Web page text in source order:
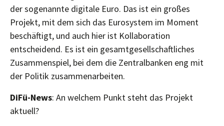
der sogenannte digitale Euro. Das ist ein großes
Projekt, mit dem sich das Eurosystem im Moment
beschäftigt, und auch hier ist Kollaboration
entscheidend. Es ist ein gesamtgesellschaftliches
Zusammenspiel, bei dem die Zentralbanken eng mit
der Politik zusammenarbeiten.
DiFü-News: An welchem Punkt steht das Projekt
aktuell?